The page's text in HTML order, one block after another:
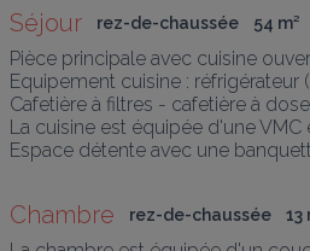
Séjour rez-de-chaussée 54 m²
Pièce principale avec cuisine
Equipement cuisine :
Cafetière à filtres - cafetière à
La cuisine est équipée d'une
Espace détente avec une
Chambre rez-de-chaussée 13